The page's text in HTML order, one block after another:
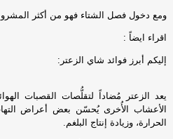
ومع دخول فصل الشتاء فهو من أكثر
اقراء ايضاً :
إليكم أبرز فوائد شاي الزعتر:
يعد الزعتر مُضاداً لتقلُّصات القصبات
الأعشاب الأُخرى يُحسّن بعض أعراض
الحرارة، وزيادة إنتاج البلغم.